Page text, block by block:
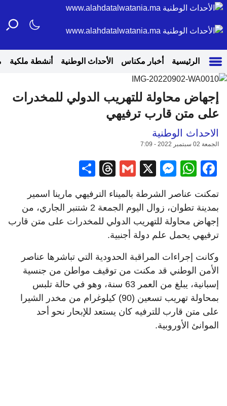
الرئيسية أخبار مكناس الأحداث الوطنية أنشطة ملكية
إجهاض محاولة للتهريب الدولي للمخدرات
على متن قارب ترفيهي
الاحداث الوطنية
الجمعة 02 سبتمبر 2022 - 7:09
Facebook
WhatsApp
Messenger
X
Gmail
Threads
تمكنت عناصر الشرطة بالميناء الترفيهي مارينا اسمير
بمدينة تطوان، زوال اليوم الجمعة 2 شتنبر الجاري، من
إجهاض محاولة للتهريب الدولي للمخدرات على متن قارب
ترفيهي يحمل علم دولة أجنبية.
وكانت إجراءات المراقبة الحدودية التي تباشرها عناصر
الأمن الوطني قد مكنت من توقيف مواطن من جنسية
إسبانية، يبلغ من العمر 63 سنة، وهو في حالة تلبس
بمحاولة تهريب تسعين (90) كيلوغرام من مخدر الشيرا
على متن قارب للترفيه كان يستعد للإبحار نحو أحد
الموانئ الأوروبية.